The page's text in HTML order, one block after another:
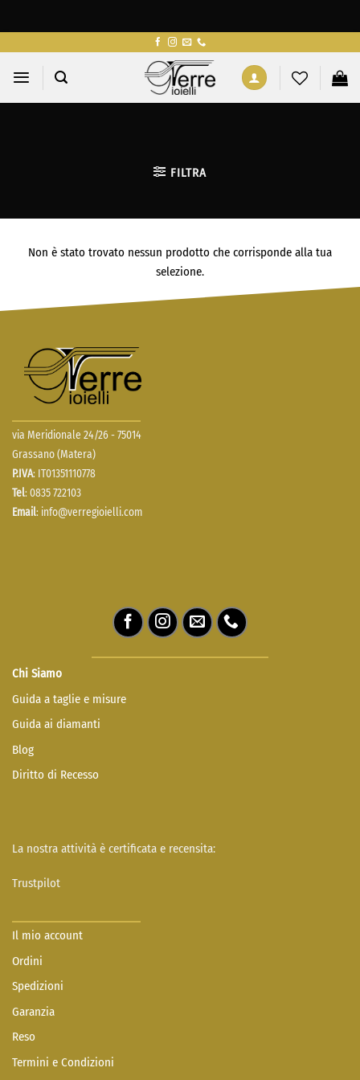
contenuti
FILTRA
Non è stato trovato nessun prodotto che corrisponde alla tua
selezione.
via Meridionale 24/26 - 75014
Grassano (Matera)
P.IVA: IT01351110778
Tel: 0835 722103
Email: info@verregioielli.com
Chi Siamo
Guida a taglie e misure
Guida ai diamanti
Blog
Diritto di Recesso
La nostra attività è certificata e recensita:
Trustpilot
Il mio account
Ordini
Spedizioni
Garanzia
Reso
Termini e Condizioni